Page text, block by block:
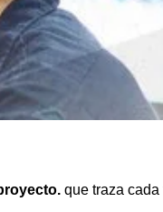
que traza cada